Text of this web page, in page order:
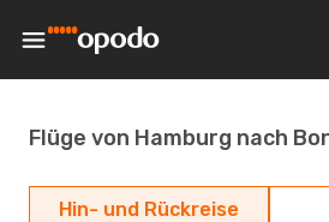
Flüge von Hamburg nach
Hin- und Rückreise